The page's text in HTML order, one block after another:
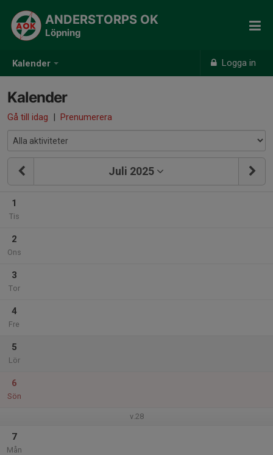
Kalender Logga in
ANDERSTORPS OK
Löpning
Kalender
Gå till idag | Prenumerera
Juli 2025
1
Tis
2
Ons
3
Tor
4
Fre
5
Lör
6
Sön
v.28
7
Mån